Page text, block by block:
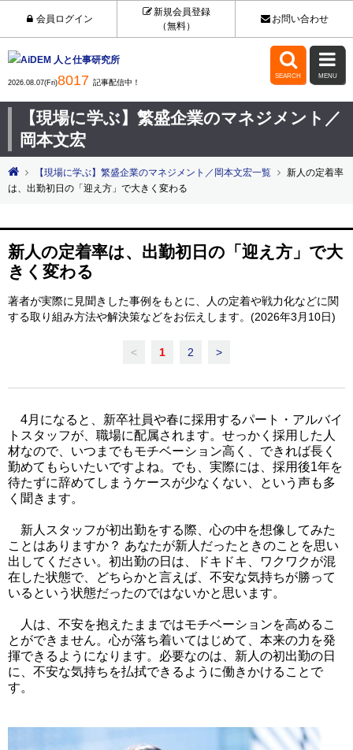
会員ログイン
新規会員登録
（無料）
お問い合わせ
2026.08.07(Fri)8017 記事配信中！

SEARCH

MENU
【現場に学ぶ】繁盛企業のマネジメント／
岡本文宏
【現場に学ぶ】繁盛企業のマネジメント／岡本文宏一覧
新人の定着率
は、出勤初日の「迎え方」で大きく変わる
新人の定着率は、出勤初日の「迎え方」で大
きく変わる
著者が実際に見聞きした事例をもとに、人の定着や戦力化などに関
する取り組み方法や解決策などをお伝えします。(2026年3月10日)
< 1 2 >
4月になると、新卒社員や春に採用するパート・アルバイ
トスタッフが、職場に配属されます。せっかく採用した人
材なので、いつまでもモチベーション高く、できれば長く
勤めてもらいたいですよね。でも、実際には、採用後1年を
待たずに辞めてしまうケースが少なくない、という声も多
く聞きます。
新人スタッフが初出勤をする際、心の中を想像してみた
ことはありますか？ あなたが新人だったときのことを思い
出してください。初出勤の日は、ドキドキ、ワクワクが混
在した状態で、どちらかと言えば、不安な気持ちが勝って
いるという状態だったのではないかと思います。
人は、不安を抱えたままではモチベーションを高めるこ
とができません。心が落ち着いてはじめて、本来の力を発
揮できるようになります。必要なのは、新人の初出勤の日
に、不安な気持ちを払拭できるように働きかけることで
す。